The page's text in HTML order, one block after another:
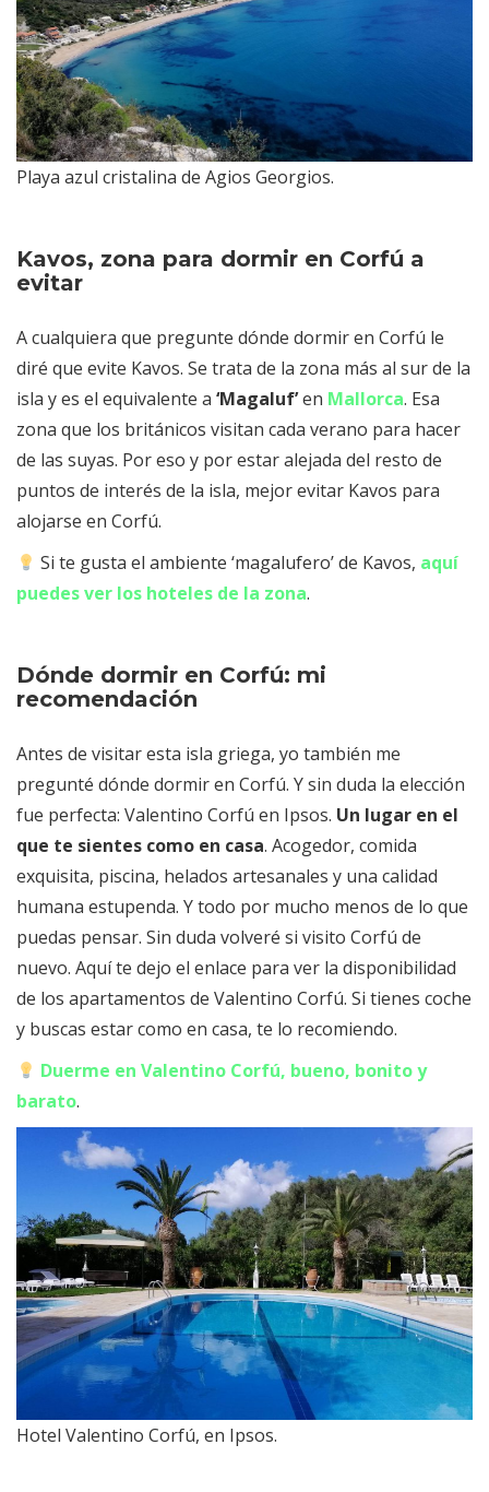
Playa azul cristalina de Agios Georgios.
Kavos, zona para dormir en Corfú a
evitar
A cualquiera que pregunte dónde dormir en Corfú le
diré que evite Kavos. Se trata de la zona más al sur de la
isla y es el equivalente a ‘Magaluf’en Mallorca. Esa
zona que los británicos visitan cada verano para hacer
de las suyas. Por eso y por estar alejada del resto de
puntos de interés de la isla, mejor evitar Kavos para
alojarse en Corfú.
Si te gusta el ambiente ‘magalufero’ de Kavos, aquí
puedes ver los hoteles de la zona.
Dónde dormir en Corfú: mi
recomendación
Antes de visitar esta isla griega, yo también me
pregunté dónde dormir en Corfú. Y sin duda la elección
fue perfecta: Valentino Corfú en Ipsos. Un lugar en el
que te sientes como en casa. Acogedor, comida
exquisita, piscina, helados artesanales y una calidad
humana estupenda. Y todo por mucho menos de lo que
puedas pensar. Sin duda volveré si visito Corfú de
nuevo. Aquí te dejo el enlace para ver la disponibilidad
de los apartamentos de Valentino Corfú. Si tienes coche
y buscas estar como en casa, te lo recomiendo.
Duerme en Valentino Corfú, bueno, bonito y
barato.
Hotel Valentino Corfú, en Ipsos.